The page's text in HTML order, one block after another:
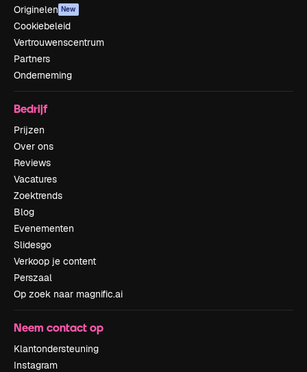
Originelen New
Cookiebeleid
Vertrouwenscentrum
Partners
Onderneming
Bedrijf
Prijzen
Over ons
Reviews
Vacatures
Zoektrends
Blog
Evenementen
Slidesgo
Verkoop je content
Perszaal
Op zoek naar magnific.ai
Neem contact op
Klantondersteuning
Instagram